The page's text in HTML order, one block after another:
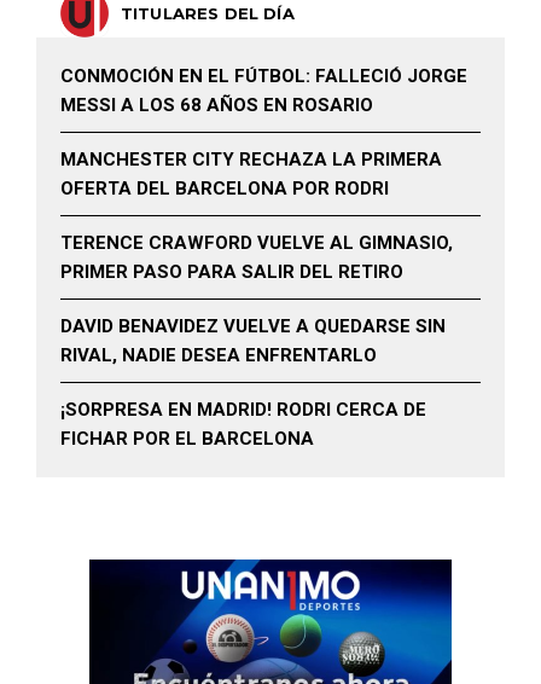
TITULARES DEL DÍA
CONMOCIÓN EN EL FÚTBOL: FALLECIÓ JORGE
MESSI A LOS 68 AÑOS EN ROSARIO
MANCHESTER CITY RECHAZA LA PRIMERA
OFERTA DEL BARCELONA POR RODRI
TERENCE CRAWFORD VUELVE AL GIMNASIO,
PRIMER PASO PARA SALIR DEL RETIRO
DAVID BENAVIDEZ VUELVE A QUEDARSE SIN
RIVAL, NADIE DESEA ENFRENTARLO
¡SORPRESA EN MADRID! RODRI CERCA DE
FICHAR POR EL BARCELONA